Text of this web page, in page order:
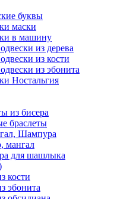
буквы
маски
в машину
из дерева
из кости
из эбонита
Ностальгия
из бисера
браслеты
Шампура
мангал
для шашлыка
кости
эбонита